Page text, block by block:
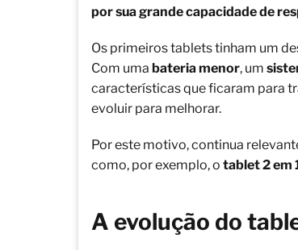
por sua grande capacidade de
Os primeiros tablets tinham um
Com uma bateria menor, um
características que ficaram para
evoluir para melhorar.
Por este motivo, continua
como, por exemplo, o tablet 2 em
A evolução do